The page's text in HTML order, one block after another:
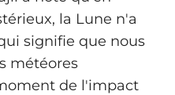
la Lune n'a
signifie que nous
météores
de l'impact